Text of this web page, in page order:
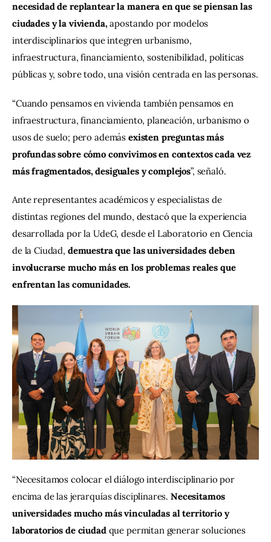
necesidad de replantear la manera en que se piensan las
ciudades y la vivienda, apostando por modelos
interdisciplinarios que integren urbanismo,
infraestructura, financiamiento, sostenibilidad, políticas
públicas y, sobre todo, una visión centrada en las personas.
“Cuando pensamos en vivienda también pensamos en
infraestructura, financiamiento, planeación, urbanismo o
usos de suelo; pero además existen preguntas más
profundas sobre cómo convivimos en contextos cada vez
más fragmentados, desiguales y complejos”, señaló.
Ante representantes académicos y especialistas de
distintas regiones del mundo, destacó que la experiencia
desarrollada por la UdeG, desde el Laboratorio en Ciencia
de la Ciudad, demuestra que las universidades deben
involucrarse mucho más en los problemas reales que
enfrentan las comunidades.
“Necesitamos colocar el diálogo interdisciplinario por
encima de las jerarquías disciplinares. Necesitamos
universidades mucho más vinculadas al territorio y
laboratorios de ciudad que permitan generar soluciones